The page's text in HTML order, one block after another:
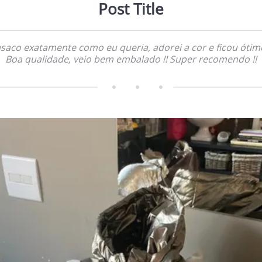
Post Title
exatamente como eu queria, adorei a cor e ficou
Boa qualidade, veio bem embalado !! Super recomendo !!